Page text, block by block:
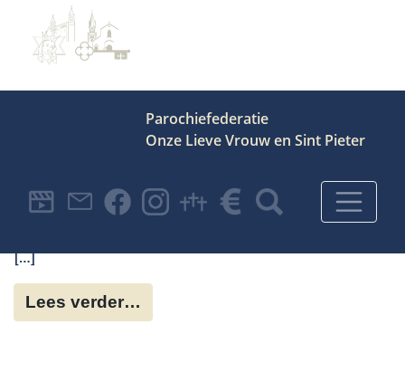
Hoofdnavigatie
Parochiefederatie
Onze Lieve Vrouw en Sint Pieter
* Agenda gezinskerk
[…]
Lees verder…